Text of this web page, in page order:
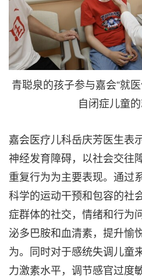
青聪泉的孩子参与嘉会“就
自闭症儿童
嘉会医疗儿科岳庆芳医生表
神经发育障碍，以社会交往
重复行为为主要表现。通过
科学的运动干预和包容的社
症群体的社交，情绪和行为
泌多巴胺和血清素，提升愉
为。同时对于感统失调儿童
力激素水平，调节感官过度